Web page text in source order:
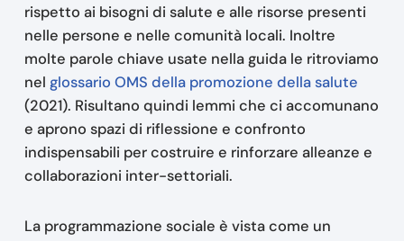
rispetto ai bisogni di salute e alle risorse presenti
nelle persone e nelle comunità locali. Inoltre
molte parole chiave usate nella guida le ritroviamo
nel glossario OMS della promozione della salute
(2021). Risultano quindi lemmi che ci accomunano
e aprono spazi di riflessione e confronto
indispensabili per costruire e rinforzare alleanze e
collaborazioni inter-settoriali.
La programmazione sociale è vista come un